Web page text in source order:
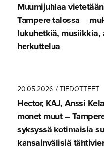
Muumijuhlaa
Tampere-ta­lossa –
lukuhetkiä, musiikkia,
herkuttelua
20.05.2026 / TIEDOTTEET
Hector, KAJ, Anssi
monet muut –
syksyssä kotimaisia
kansainvä­lisiä